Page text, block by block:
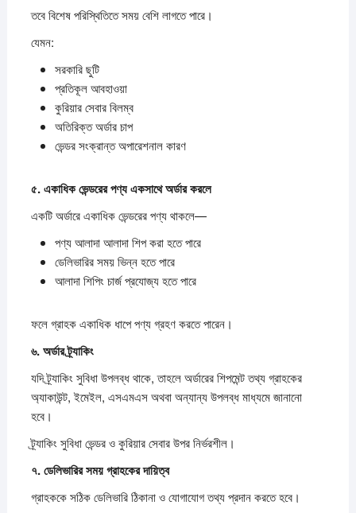
তবে বিশেষ পরিস্থিতিতে সময় বেশি লাগতে পারে।
যেমন:
সরকারি ছুটি
প্রতিকূল আবহাওয়া
কুরিয়ার সেবার বিলম্ব
অতিরিক্ত অর্ডার চাপ
ভেন্ডর সংক্রান্ত অপারেশনাল কারণ
৫.একাধিকভেন্ডরেরপণ্যএকসাথেঅর্ডারকরলে
একটি অর্ডারে একাধিক ভেন্ডরের পণ্য থাকলে—
পণ্য আলাদা আলাদা শিপ করা হতে পারে
ডেলিভারির সময় ভিন্ন হতে পারে
আলাদা শিপিং চার্জ প্রযোজ্য হতে পারে
ফলে গ্রাহক একাধিক ধাপে পণ্য গ্রহণ করতে পারেন।
৬.অর্ডারট্র্যাকিং
যদি ট্র্যাকিং সুবিধা উপলব্ধ থাকে, তাহলে অর্ডারের শিপমেন্ট তথ্য গ্রাহকের
অ্যাকাউন্ট, ইমেইল, এসএমএস অথবা অন্যান্য উপলব্ধ মাধ্যমে জানানো
হবে।
ট্র্যাকিং সুবিধা ভেন্ডর ও কুরিয়ার সেবার উপর নির্ভরশীল।
৭.ডেলিভারিরসময়গ্রাহকেরদায়িত্ব
গ্রাহককে সঠিক ডেলিভারি ঠিকানা ও যোগাযোগ তথ্য প্রদান করতে হবে।